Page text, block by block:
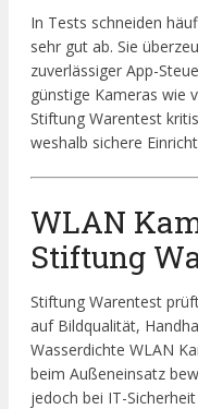
In Tests schneiden
sehr gut ab. Sie
zuverlässiger App-
günstige Kameras wie
Stiftung Warentest
weshalb sichere
WLAN
Stiftung
Stiftung Warentest
auf Bildqualität,
Wasserdichte WLAN
beim Außeneinsatz
jedoch bei IT-